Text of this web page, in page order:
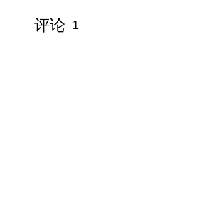
评论 1